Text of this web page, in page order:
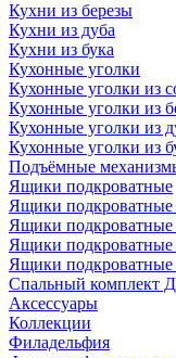
Кухни из березы
Кухни из дуба
Кухни из бука
Кухонные уголки
Кухонные уголки из
Кухонные уголки из
Кухонные уголки из
Кухонные уголки из
Подъёмные
Ящики подкроватные
Ящики подкроватные
Ящики подкроватные
Ящики подкроватные
Ящики подкроватные
Спальный комплект
Аксессуары
Коллекции
Филадельфия